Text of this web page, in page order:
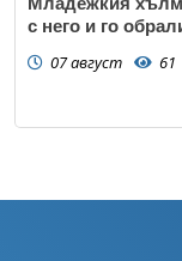
с него и го
07 август 61